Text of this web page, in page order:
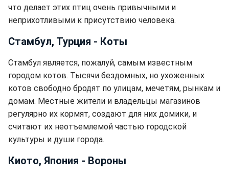
что делает этих птиц очень привычными и
неприхотливыми к присутствию человека.
Стамбул, Турция - Коты
Стамбул является, пожалуй, самым известным
городом котов. Тысячи бездомных, но ухоженных
котов свободно бродят по улицам, мечетям, рынкам и
домам. Местные жители и владельцы магазинов
регулярно их кормят, создают для них домики, и
считают их неотъемлемой частью городской
культуры и души города.
Киото, Япония - Вороны